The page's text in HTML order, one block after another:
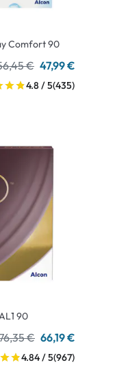
Comfort 90
€ 47,99 €
4.8 / 5(435)
90
€ 66,19 €
4.84 / 5(967)